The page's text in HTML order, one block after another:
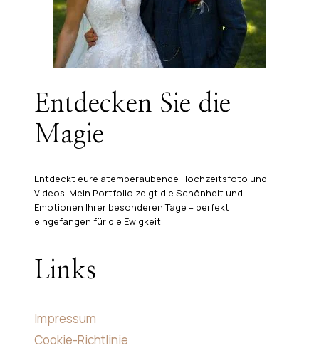
Entdecken Sie die
Magie
Entdeckt eure atemberaubende Hochzeitsfoto und
Videos. Mein Portfolio zeigt die Schönheit und
Emotionen Ihrer besonderen Tage – perfekt
eingefangen für die Ewigkeit.
Links
Impressum
Cookie-Richtlinie